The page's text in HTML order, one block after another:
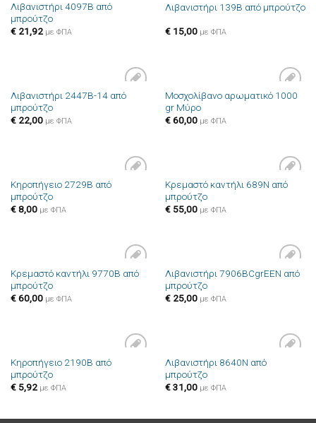
Πρόσθήκη
Λιβανιστήρι 4097B από
μπρούτζο
€21,92 με ΦΠΑ
Πρόσθήκη
Λιβανιστήρι 139B από μπρούτζο
€15,00 με ΦΠΑ
Πρόσθήκη
Λιβανιστήρι 2447B-14 από
μπρούτζο
€22,00 με ΦΠΑ
Πρόσθήκη
Μοσχολίβανο αρωματικό 1000
gr Μύρο
€60,00 με ΦΠΑ
Πρόσθήκη
Κηροπήγειο 2729B από
μπρούτζο
€8,00 με ΦΠΑ
Πρόσθήκη
Κρεμαστό καντήλι 689N από
μπρούτζο
€55,00 με ΦΠΑ
Πρόσθήκη
Κρεμαστό καντήλι 9770B από
μπρούτζο
€60,00 με ΦΠΑ
Πρόσθήκη
Λιβανιστήρι 7906BCgrEEN από
μπρούτζο
€25,00 με ΦΠΑ
Πρόσθήκη
Κηροπήγειο 2190B από
μπρούτζο
€5,92 με ΦΠΑ
Πρόσθήκη
Λιβανιστήρι 8640N από
μπρούτζο
€31,00 με ΦΠΑ